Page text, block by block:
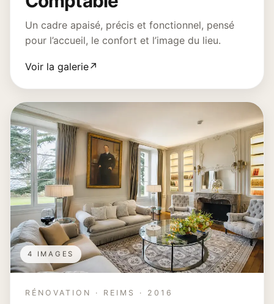
Un cadre apaisé, précis et fonctionnel, pensé
pour l’accueil, le confort et l’image du lieu.
Voir la galerie↗
4 IMAGES
RÉNOVATION · REIMS · 2016